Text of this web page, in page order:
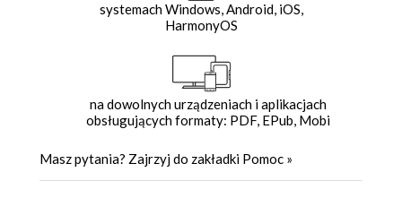
systemach Windows, Android, iOS,
HarmonyOS
na dowolnych urządzeniach i aplikacjach
obsługujących formaty: PDF, EPub, Mobi
Masz pytania? Zajrzyj do zakładki Pomoc »